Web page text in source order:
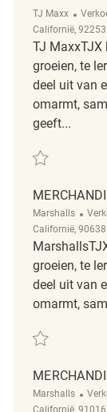
TJ Maxx
Californië, 92253
TJ MaxxTJX
groeien, te
deel uit van
omarmt,
geeft...
Redden
Marshalls
Californië, 90638
groeien, te
deel uit van
omarmt,
Redden
Marshalls
Californië, 91016